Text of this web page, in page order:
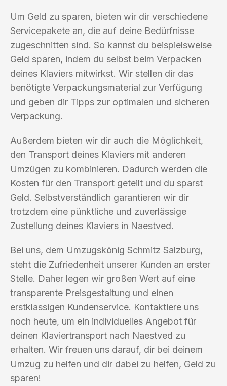
Um Geld zu sparen, bieten wir dir verschiedene
Servicepakete an, die auf deine Bedürfnisse
zugeschnitten sind. So kannst du beispielsweise
Geld sparen, indem du selbst beim Verpacken
deines Klaviers mitwirkst. Wir stellen dir das
benötigte Verpackungsmaterial zur Verfügung
und geben dir Tipps zur optimalen und sicheren
Verpackung.
Außerdem bieten wir dir auch die Möglichkeit,
den Transport deines Klaviers mit anderen
Umzügen zu kombinieren. Dadurch werden die
Kosten für den Transport geteilt und du sparst
Geld. Selbstverständlich garantieren wir dir
trotzdem eine pünktliche und zuverlässige
Zustellung deines Klaviers in Naestved.
Bei uns, dem Umzugskönig Schmitz Salzburg,
steht die Zufriedenheit unserer Kunden an erster
Stelle. Daher legen wir großen Wert auf eine
transparente Preisgestaltung und einen
erstklassigen Kundenservice. Kontaktiere uns
noch heute, um ein individuelles Angebot für
deinen Klaviertransport nach Naestved zu
erhalten. Wir freuen uns darauf, dir bei deinem
Umzug zu helfen und dir dabei zu helfen, Geld zu
sparen!